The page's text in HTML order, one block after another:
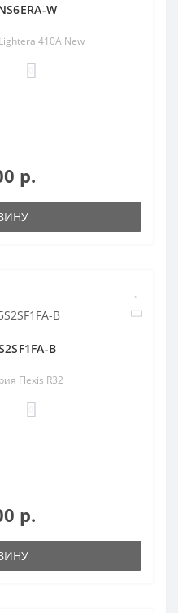
W
410A New
р.
B
Flexis R32
р.